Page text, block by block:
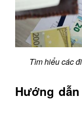
Tìm hiểu các
Hướng